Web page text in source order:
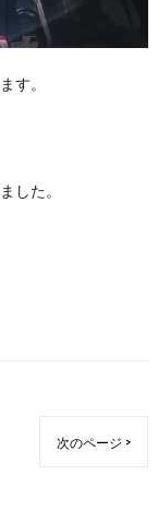
す。
した。
次のページ >